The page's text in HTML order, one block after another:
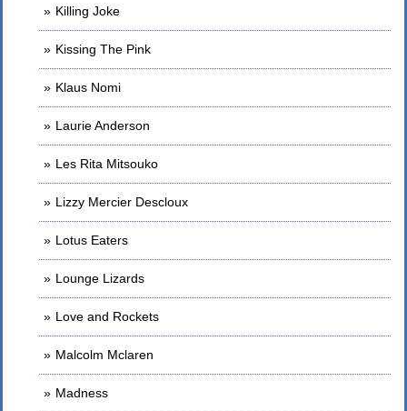
Killing Joke
Kissing The Pink
Klaus Nomi
Laurie Anderson
Les Rita Mitsouko
Lizzy Mercier Descloux
Lotus Eaters
Lounge Lizards
Love and Rockets
Malcolm Mclaren
Madness